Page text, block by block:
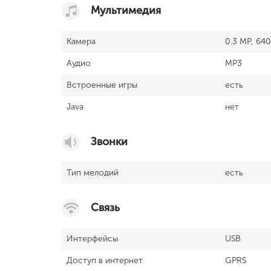
Мультимедия
Камера 0.3 MP,
Аудио MP3
Встроенные игры есть
Java нет
Звонки
Тип мелодий есть
Связь
Интерфейсы USB
Доступ в интернет GPRS